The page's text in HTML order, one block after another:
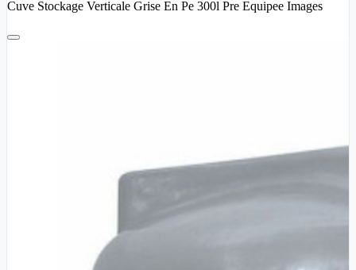
Cuve Stockage Verticale Grise En Pe 300l Pre Equipee Images